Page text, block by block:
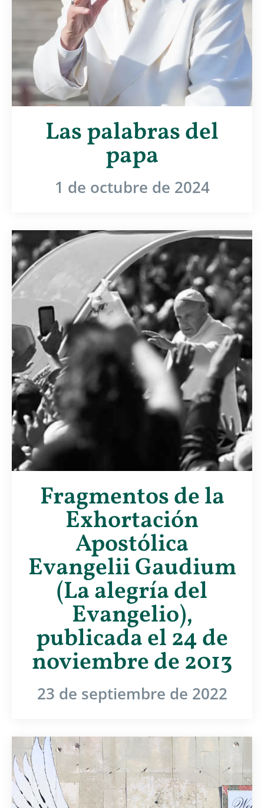
Las palabras del
papa
1 de octubre de 2024
Fragmentos de la
Exhortación
Apostólica
Evangelii Gaudium
(La alegría del
Evangelio),
publicada el 24 de
noviembre de 2013
23 de septiembre de 2022